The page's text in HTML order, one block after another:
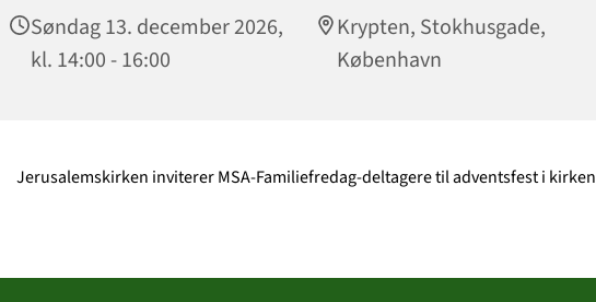
Søndag 13. december 2026,
kl. 14:00 - 16:00
Krypten, Stokhusgade,
København
Jerusalemskirken inviterer MSA-Familiefredag-deltagere til adventsfest i kirken